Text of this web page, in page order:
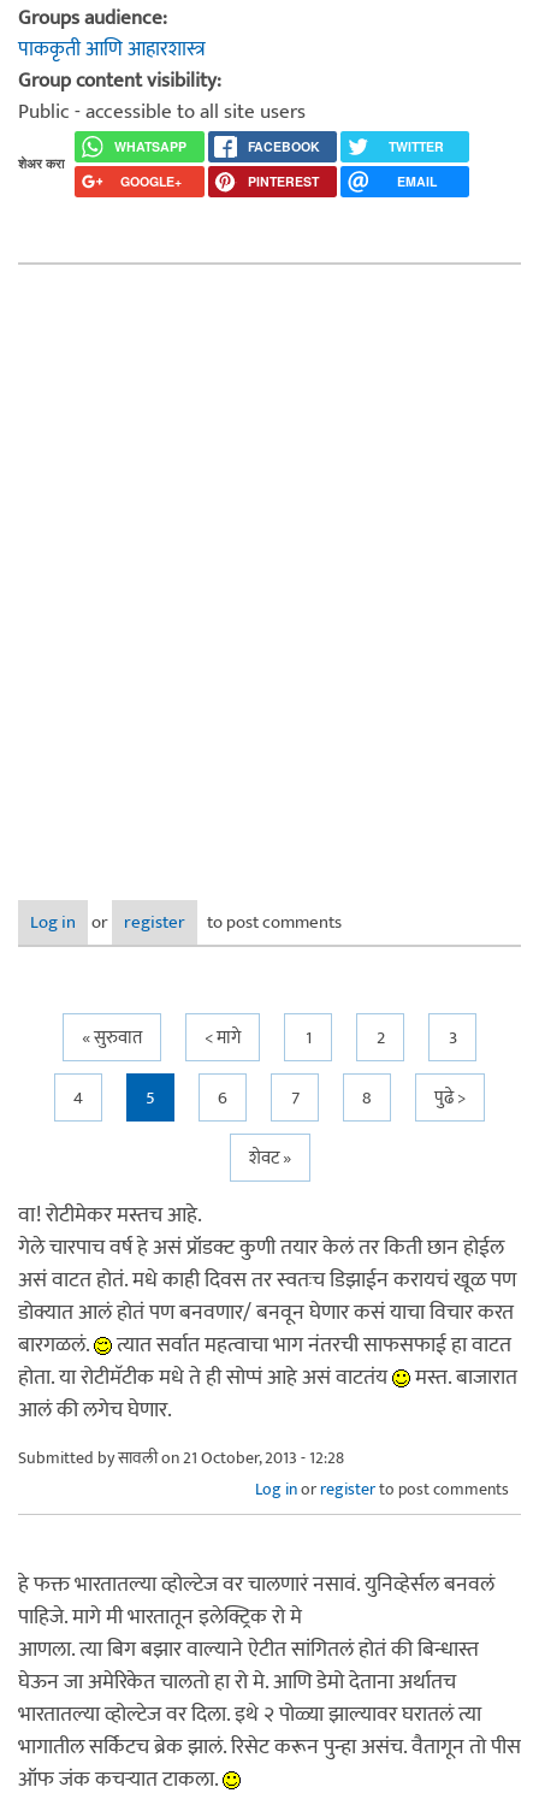
Groups audience:
पाककृती आणि आहारशास्त्र
Group content visibility:
Public - accessible to all site users
शेअर करा
WHATSAPP FACEBOOK
TWITTER
GOOGLE+
PINTEREST EMAIL
Log in or register to post comments
Pages« सुरुवात < मागे 1 2
3
4
5 6 7 8
पुढे >
शेवट »
वा! रोटीमेकर मस्तच आहे.
गेले चारपाच वर्ष हे असं प्रॉडक्ट कुणी तयार केलं तर किती छान होईल
असं वाटत होतं. मधे काही दिवस तर स्वतःच डिझाईन करायचं खूळ पण
डोक्यात आलं होतं पण बनवणार/ बनवून घेणार कसं याचा विचार करत
बारगळलं.
त्यात सर्वात महत्वाचा भाग नंतरची साफसफाई हा वाटत
होता. या रोटीमॅटीक मधे ते ही सोप्पं आहे असं वाटतंय
मस्त. बाजारात
आलं की लगेच घेणार.
Submitted byसावलीon 21 October, 2013 - 12:28
Log inorregisterto post comments
हे फक्त भारतातल्या व्होल्टेज वर चालणारं नसावं. युनिव्हेर्सल बनवलं
पाहिजे. मागे मी भारतातून इलेक्ट्रिक रो मे
आणला. त्या बिग बझार वाल्याने ऐटीत सांगितलं होतं की बिन्धास्त
घेऊन जा अमेरिकेत चालतो हा रो मे. आणि डेमो देताना अर्थातच
भारतातल्या व्होल्टेज वर दिला. इथे २ पोळ्या झाल्यावर घरातलं त्या
भागातील सर्किटच ब्रेक झालं. रिसेट करून पुन्हा असंच. वैतागून तो पीस
ऑफ जंक कचर्‍यात टाकला.